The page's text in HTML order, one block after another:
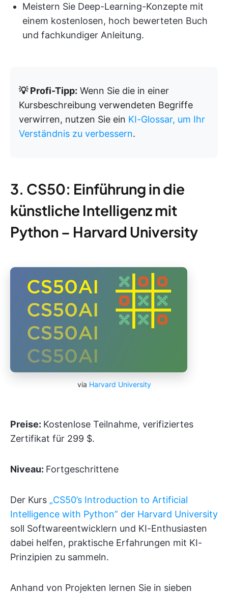
Meistern Sie Deep-Learning-Konzepte mit
einem kostenlosen, hoch bewerteten Buch
und fachkundiger Anleitung.
💡 Profi-Tipp: Wenn Sie die in einer
Kursbeschreibung verwendeten Begriffe
verwirren, nutzen Sie ein KI-Glossar, um Ihr
Verständnis zu verbessern.
3. CS50: Einführung in die
künstliche Intelligenz mit
Python – Harvard University
via Harvard University
Preise: Kostenlose Teilnahme, verifiziertes
Zertifikat für 299 $.
Niveau: Fortgeschrittene
Der Kurs „CS50’s Introduction to Artificial
Intelligence with Python” der Harvard University
soll Softwareentwicklern und KI-Enthusiasten
dabei helfen, praktische Erfahrungen mit KI-
Prinzipien zu sammeln.
Anhand von Projekten lernen Sie in sieben